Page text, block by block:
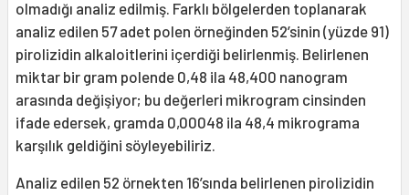
olmadığı analiz edilmiş. Farklı bölgelerden toplanarak
analiz edilen 57 adet polen örneğinden 52’sinin (yüzde 91)
pirolizidin alkaloitlerini içerdiği belirlenmiş. Belirlenen
miktar bir gram polende 0,48 ila 48,400 nanogram
arasında değişiyor; bu değerleri mikrogram cinsinden
ifade edersek, gramda 0,00048 ila 48,4 mikrograma
karşılık geldiğini söyleyebiliriz.
Analiz edilen 52 örnekten 16’sında belirlenen pirolizidin